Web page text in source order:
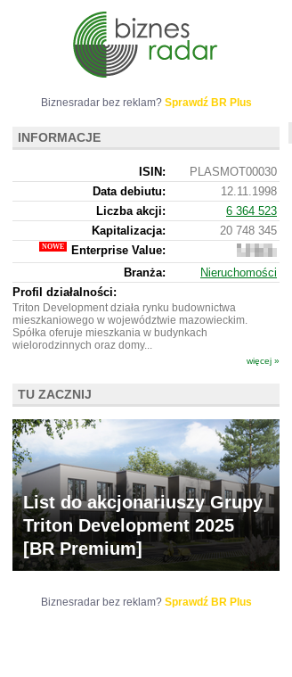
Biznesradar bez reklam? Sprawdź BR Plus
INFORMACJE
ISIN:
PLASMOT00030
Data debiutu:
12.11.1998
Liczba akcji:
6 364 523
Kapitalizacja:
20 748 345
Enterprise Value:
108
345
Branża:
Nieruchomości
Profil działalności:
Triton Development działa rynku budownictwa
mieszkaniowego w województwie mazowieckim.
Spółka oferuje mieszkania w budynkach
wielorodzinnych oraz domy...
więcej »
TU ZACZNIJ
List do akcjonariuszy Grupy
Triton Development 2025
[BR Premium]
Biznesradar bez reklam? Sprawdź BR Plus